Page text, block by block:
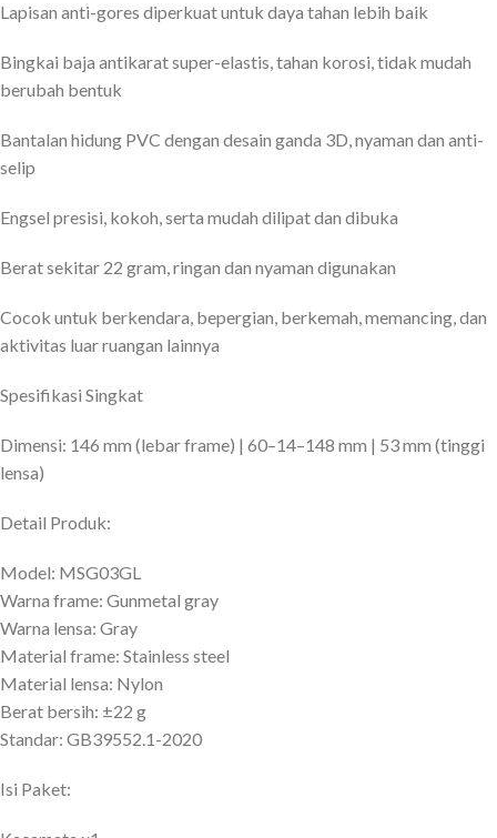
Lapisan anti-gores diperkuat untuk daya tahan lebih baik
Bingkai baja antikarat super-elastis, tahan korosi, tidak mudah
berubah bentuk
Bantalan hidung PVC dengan desain ganda 3D, nyaman dan anti-
selip
Engsel presisi, kokoh, serta mudah dilipat dan dibuka
Berat sekitar 22 gram, ringan dan nyaman digunakan
Cocok untuk berkendara, bepergian, berkemah, memancing, dan
aktivitas luar ruangan lainnya
Spesifikasi Singkat
Dimensi: 146 mm (lebar frame) | 60–14–148 mm | 53 mm (tinggi
lensa)
Detail Produk:
Model: MSG03GL
Warna frame: Gunmetal gray
Warna lensa: Gray
Material frame: Stainless steel
Material lensa: Nylon
Berat bersih: ±22 g
Standar: GB39552.1-2020
Isi Paket: